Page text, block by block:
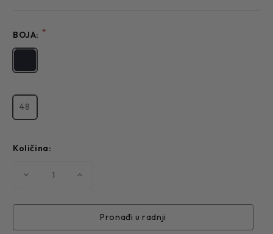
BOJA: *
48
Količina:
Smanjite
921
Povećajte
921
Pronađi u radnji